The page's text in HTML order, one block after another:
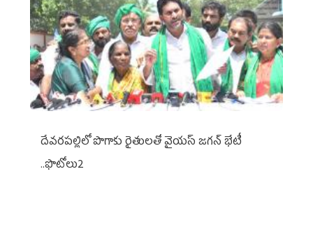
దేవరపల్లిలో పొగాకు రైతులతో వైయస్ జగన్ భేటీ
..ఫొటోలు2